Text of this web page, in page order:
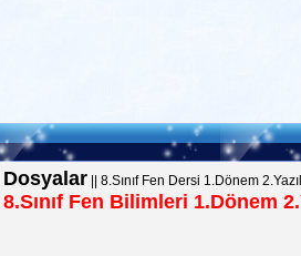
Dosyalar|| 8.Sınıf Fen Dersi 1.Dönem
8.Sınıf Fen Bilimleri 1.Dönem